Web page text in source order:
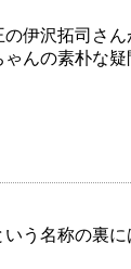
伊沢拓司さ
んの素朴な疑
いう名称の裏